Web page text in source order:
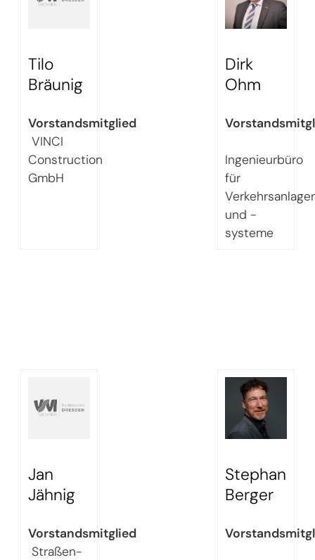
Tilo
Bräunig
Vorstandsmitglied
VINCI
Construction
GmbH
Dirk
Ohm
Ingenieurbüro
für
und -
systeme
Jan
Jähnig
Vorstandsmitglied
Straßen-
Stephan
Berger